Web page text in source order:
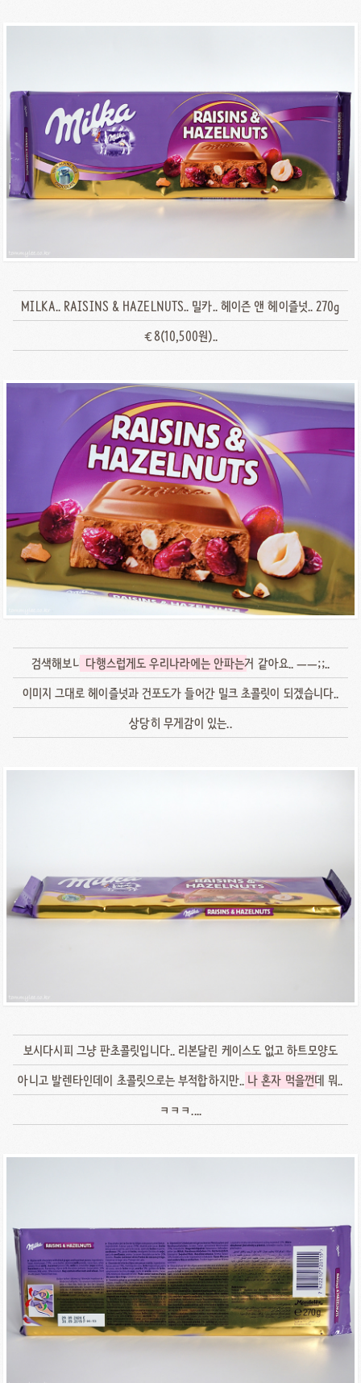
MILKA.. RAISINS & HAZELNUTS.. 밀카.. 헤이즌 앤 헤이즐넛.. 270g
€8(10,500원)..
검색해보니 다행스럽게도 우리나라에는 안파는거 같아요.. ㅡㅡ;;..
이미지 그대로 헤이즐넛과 건포도가 들어간 밀크 초콜릿이 되겠습니다..
상당히 무게감이 있는..
보시다시피 그냥 판초콜릿입니다.. 리본달린 케이스도 없고 하트모양도
아니고 발렌타인데이 초콜릿으로는 부적합하지만.. 나 혼자 먹을껀데 뭐..
ㅋㅋㅋ....